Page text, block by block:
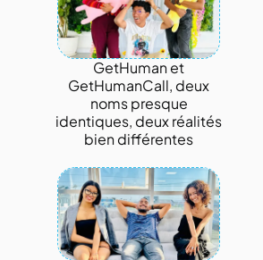
GetHuman et
GetHumanCall, deux
noms presque
identiques, deux réalités
bien différentes